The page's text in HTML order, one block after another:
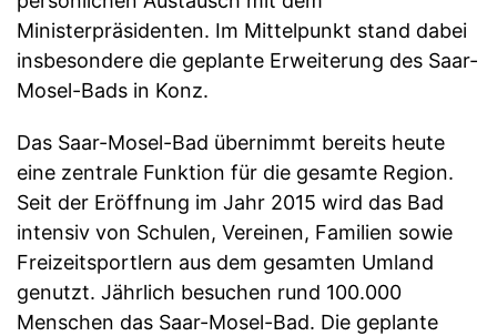
Ministerpräsidenten. Im Mittelpunkt stand dabei
insbesondere die geplante Erweiterung des Saar-
Mosel-Bads in Konz.
Das Saar-Mosel-Bad übernimmt bereits heute
eine zentrale Funktion für die gesamte Region.
Seit der Eröffnung im Jahr 2015 wird das Bad
intensiv von Schulen, Vereinen, Familien sowie
Freizeitsportlern aus dem gesamten Umland
genutzt. Jährlich besuchen rund 100.000
Menschen das Saar-Mosel-Bad. Die geplante